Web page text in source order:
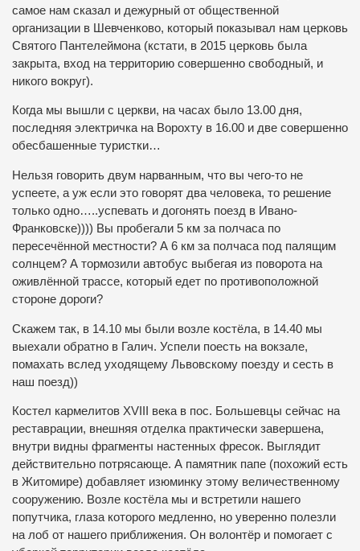
самое нам сказал и дежурный от общественной
организации в Шевченково, который показывал нам церковь
Святого Пантелеймона (кстати, в 2015 церковь была
закрыта, вход на территорию совершенно свободный, и
никого вокруг).
Когда мы вышли с церкви, на часах было 13.00 дня,
последняя электричка на Ворохту в 16.00 и две совершенно
обесбашенные туристки…
Нельзя говорить двум нарванным, что вы чего-то не
успеете, а уж если это говорят два человека, то решение
только одно…..успевать и догонять поезд в Ивано-
Франковске)))) Вы пробегали 5 км за полчаса по
пересечённой местности? А 6 км за полчаса под палящим
солнцем? А тормозили автобус выбегая из поворота на
оживлённой трассе, который едет по противоположной
стороне дороги?
Скажем так, в 14.10 мы были возле костёла, в 14.40 мы
выехали обратно в Галич. Успели поесть на вокзале,
помахать вслед уходящему Львовскому поезду и сесть в
наш поезд))
Костел кармелитов XVIII века в пос. Большевцы сейчас на
реставрации, внешняя отделка практически завершена,
внутри видны фрагменты настенных фресок. Выглядит
действительно потрясающе. А памятник папе (похожий есть
в Житомире) добавляет изюминку этому величественному
сооружению. Возле костёла мы и встретили нашего
попутчика, глаза которого медленно, но уверенно полезли
на лоб от нашего приближения. Он волонтёр и помогает с